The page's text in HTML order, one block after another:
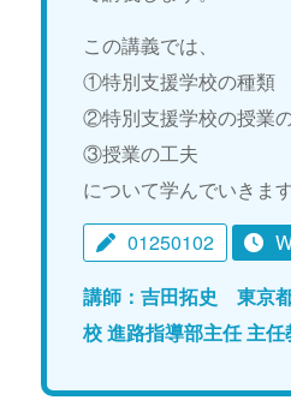
この講義では、
①特別支援学校の種類
②特別支援学校の授業
③授業の工夫
について学んでいきます
01250102
講師：吉田拓史 東京
校 進路指導部主任 主任